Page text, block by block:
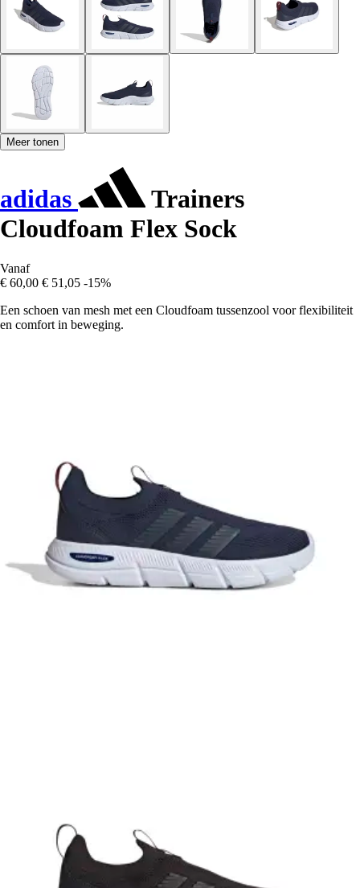
Meer tonen
adidas
Trainers
Cloudfoam Flex Sock
Vanaf
€ 60,00 € 51,05 -15%
Een schoen van mesh met een Cloudfoam tussenzool voor flexibiliteit
en comfort in beweging.